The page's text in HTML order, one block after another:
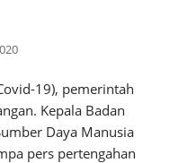
19), pemerintah
Kepala Badan
Daya Manusia
pers pertengahan